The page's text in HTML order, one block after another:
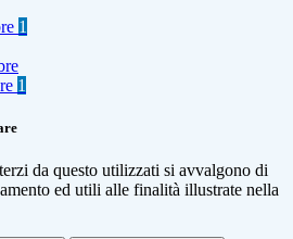
1
1
da questo utilizzati si avvalgono di
ed utili alle finalità illustrate nella